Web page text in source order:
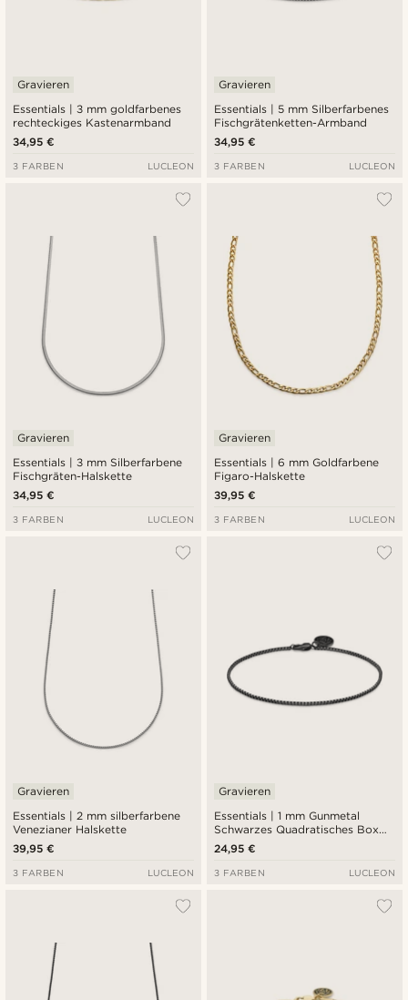
Essentials | 3 mm goldfarbenes
rechteckiges Kastenarmband
Gravieren
34,95 €
3 FARBEN LUCLEON
Essentials | 5 mm Silberfarbenes
Fischgrätenketten-Armband
Gravieren
34,95 €
3 FARBEN LUCLEON
Essentials | 3 mm Silberfarbene
Fischgräten-Halskette
Gravieren
34,95 €
3 FARBEN LUCLEON
Essentials | 6 mm Goldfarbene
Figaro-Halskette
Gravieren
39,95 €
3 FARBEN LUCLEON
Essentials | 2 mm silberfarbene
Venezianer Halskette
Gravieren
39,95 €
3 FARBEN LUCLEON
Essentials | 1 mm Gunmetal
Schwarzes Quadratisches Box
Kettenarmband
Gravieren
24,95 €
3 FARBEN LUCLEON